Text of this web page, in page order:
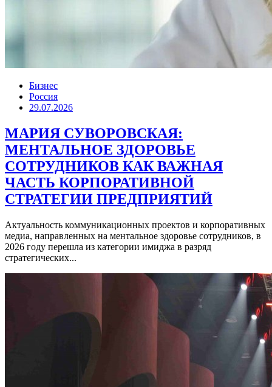
Бизнес
Россия
29.07.2026
МАРИЯ СУВОРОВСКАЯ:
МЕНТАЛЬНОЕ ЗДОРОВЬЕ
СОТРУДНИКОВ КАК ВАЖНАЯ
ЧАСТЬ КОРПОРАТИВНОЙ
СТРАТЕГИИ ПРЕДПРИЯТИЙ
Актуальность коммуникационных проектов и корпоративных
медиа, направленных на ментальное здоровье сотрудников, в
2026 году перешла из категории имиджа в разряд
стратегических...